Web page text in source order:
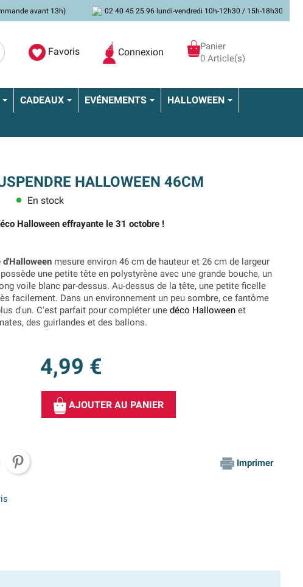
avant 13h) 02 40 45 25 96 lundi-vendredi 10h-12h30 / 15h-18h30
Favoris Connexion
Panier
0 Article(s)
CADEAUX EVÉNEMENTS HALLOWEEN
HALLOWEEN 46CM
lens En stock
Halloween effrayante le 31 octobre !
mesure environ 46 cm de hauteur et 26 cm de largeur
une petite tête en polystyrène avec une grande bouche, un
voile blanc par-dessus. Au-dessus de la tête, une petite ficelle
facilement. Dans un environnement un peu sombre, ce fantôme
d'un. C'est parfait pour compléter une déco Halloween et
des guirlandes et des ballons.
4,99 €
AJOUTER AU PANIER
Imprimer